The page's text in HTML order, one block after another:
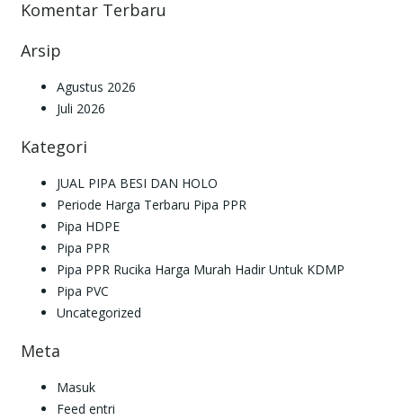
Komentar Terbaru
Arsip
Agustus 2026
Juli 2026
Kategori
JUAL PIPA BESI DAN HOLO
Periode Harga Terbaru Pipa PPR
Pipa HDPE
Pipa PPR
Pipa PPR Rucika Harga Murah Hadir Untuk KDMP
Pipa PVC
Uncategorized
Meta
Masuk
Feed entri